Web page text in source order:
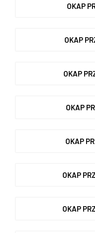
OKAP
OKAP
OKAP
OKAP
OKAP
OKAP
OKAP